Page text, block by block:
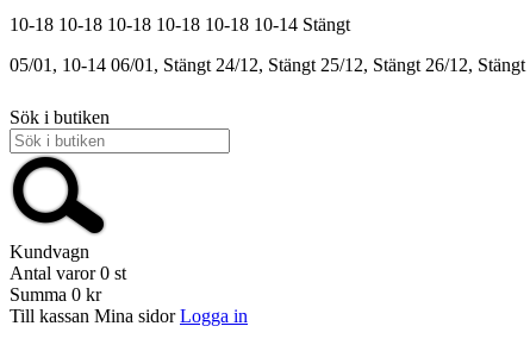
10-18 10-18 10-18 10-18 10-18 10-14 Stängt
05/01, 10-14 06/01, Stängt 24/12, Stängt 25/12, Stängt 26/12, Stängt
Sök i butiken
Kundvagn
Antal varor 0 st
Summa 0 kr
Till kassan Mina sidor Logga in